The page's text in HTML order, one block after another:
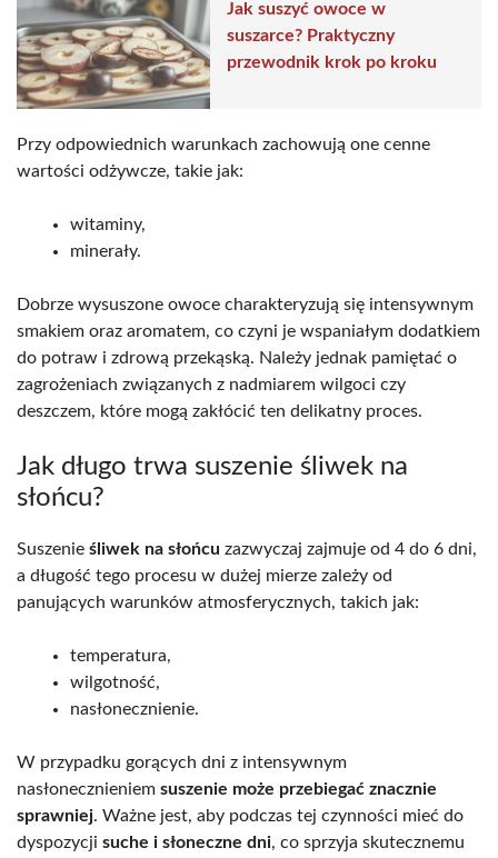
Jak suszyć owoce w
suszarce? Praktyczny
przewodnik krok po kroku
Przy odpowiednich warunkach zachowują one cenne
wartości odżywcze, takie jak:
witaminy,
minerały.
Dobrze wysuszone owoce charakteryzują się intensywnym
smakiem oraz aromatem, co czyni je wspaniałym dodatkiem
do potraw i zdrową przekąską. Należy jednak pamiętać o
zagrożeniach związanych z nadmiarem wilgoci czy
deszczem, które mogą zakłócić ten delikatny proces.
Jak długo trwa suszenie śliwek na
słońcu?
Suszenie śliwek na słońcu zazwyczaj zajmuje od 4 do 6 dni,
a długość tego procesu w dużej mierze zależy od
panujących warunków atmosferycznych, takich jak:
temperatura,
wilgotność,
nasłonecznienie.
W przypadku gorących dni z intensywnym
nasłonecznieniem suszenie może przebiegać znacznie
sprawniej. Ważne jest, aby podczas tej czynności mieć do
dyspozycji suche i słoneczne dni, co sprzyja skutecznemu